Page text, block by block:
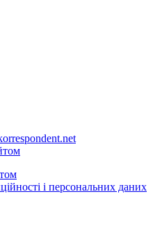
і персональних даних